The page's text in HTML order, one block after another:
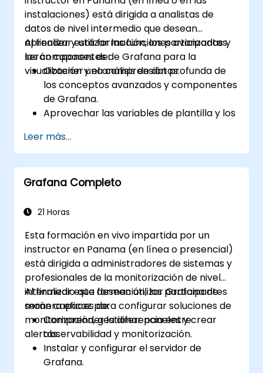
instalaciones) está dirigida a analistas de
datos de nivel intermedio que desean
aprender y utilizar las funciones avanzadas y
los componentes de Grafana para la
visualización y el análisis de datos.
Al finalizar esta formación, los participantes
serán capaces de:
Obtener una comprensión profunda de
los conceptos avanzados y componentes
de Grafana.
Aprovechar las variables de plantilla y los
visualización de datos.
Utilizar el Lenguaje de Consultas de
Grafana para realizar consultas
complejas.
escalar Grafana, optimizar el rendimiento
Leer más...
Grafana Completo
21 Horas
Esta formación en vivo impartida por un
instructor en Panama (en línea o presencial)
está dirigida a administradores de sistemas y
profesionales de la monitorización de nivel
intermedio que deseen utilizar Grafana de
manera eficaz para configurar soluciones de
monitorización, gestionar paneles y crear
alertas.
Al finalizar esta formación, los participantes
serán capaces de:
Comprender la diferencia entre
observabilidad y monitorización.
Instalar y configurar el servidor de
Grafana.